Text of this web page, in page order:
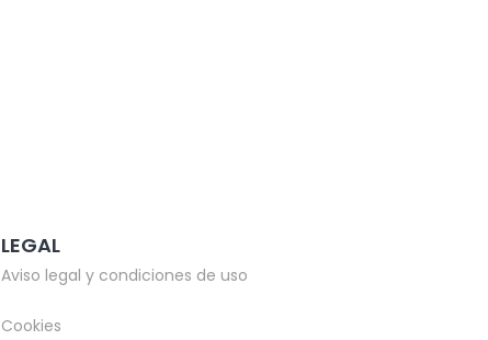
LEGAL
Aviso legal y condiciones de uso
Cookies